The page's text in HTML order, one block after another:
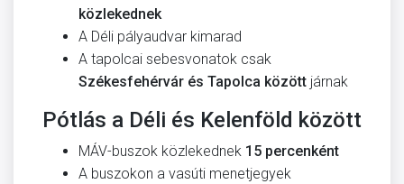
közlekednek
A Déli pályaudvar kimarad
A tapolcai sebesvonatok csak
Székesfehérvár és Tapolca között járnak
Pótlás a Déli és Kelenföld között
MÁV-buszok közlekednek 15 percenként
A buszokon a vasúti menetjegyek